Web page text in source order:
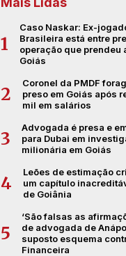
1
Caso Naskar: Ex-
Brasileira está entre
operação que prendeu
Goiás
2
Coronel da PMDF
preso em Goiás após
mil em salários
3
Advogada é presa e
para Dubai em
milionária em Goiás
4
Leões de estimação
um capítulo
de Goiânia
5
‘São falsas as
de advogada de
suposto esquema
Financeira